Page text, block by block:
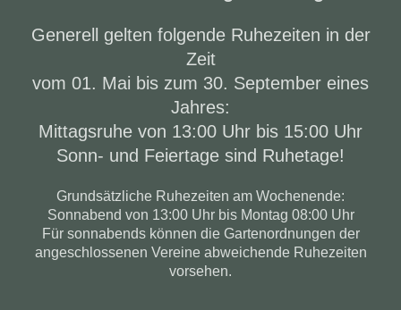
Generell gelten folgende Ruhezeiten in der
Zeit
vom 01. Mai bis zum 30. September eines
Jahres:
Mittagsruhe von 13:00 Uhr bis 15:00 Uhr
Sonn- und Feiertage sind Ruhetage!
Grundsätzliche Ruhezeiten am Wochenende:
Sonnabend von 13:00 Uhr bis Montag 08:00 Uhr
Für sonnabends können die Gartenordnungen der
angeschlossenen Vereine abweichende Ruhezeiten
vorsehen.